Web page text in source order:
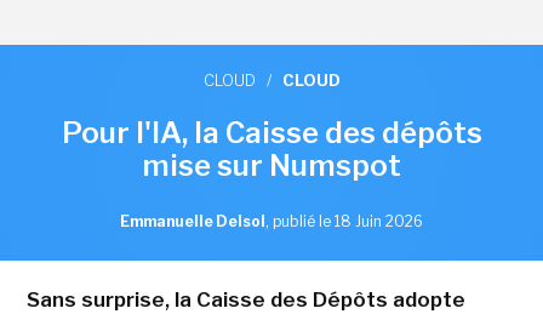
CLOUD / CLOUD
Pour l'IA, la Caisse des dépôts
mise sur Numspot
Emmanuelle Delsol , publié le 18 Juin 2026
Sans surprise, la Caisse des Dépôts adopte